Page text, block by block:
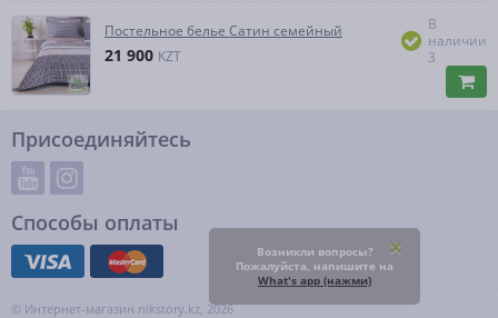
Постельное белье Сатин семейный
21 900 KZT
В
наличии
3
Присоединяйтесь
Способы оплаты
© Интернет-магазин nikstory.kz, 2026
Возникли вопросы?
Пожалуйста, напишите на
What's app (нажми)